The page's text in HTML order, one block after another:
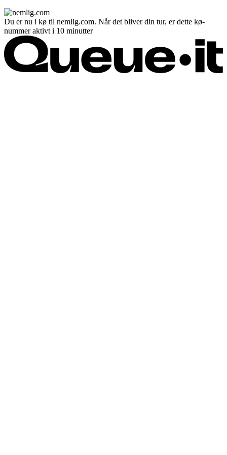
Du er nu i kø til nemlig.com. Når det bliver din tur, er dette kø-
nummer aktivt i 10 minutter